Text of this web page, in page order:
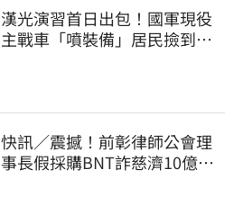
漢光演習首日出包！國軍現役
主戰車「噴裝備」居民撿到零
快訊／震撼！前彰律師公會理
事長假採購BNT詐慈濟10億、